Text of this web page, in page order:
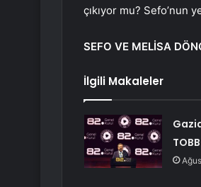
çıkıyor mu? Sefo’nun
SEFO VE MELİSA
İlgili Makaleler